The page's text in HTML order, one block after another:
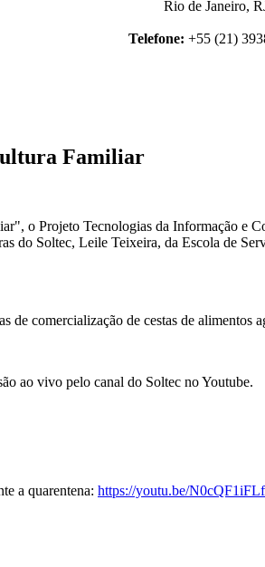
Rio de Janeiro,
Telefone: +55 (21)
Familiar
o Projeto Tecnologias da Informação e
do Soltec, Leile Teixeira, da Escola de
de comercialização de cestas de alimentos
ao vivo pelo canal do Soltec no Youtube.
a quarentena: https://youtu.be/